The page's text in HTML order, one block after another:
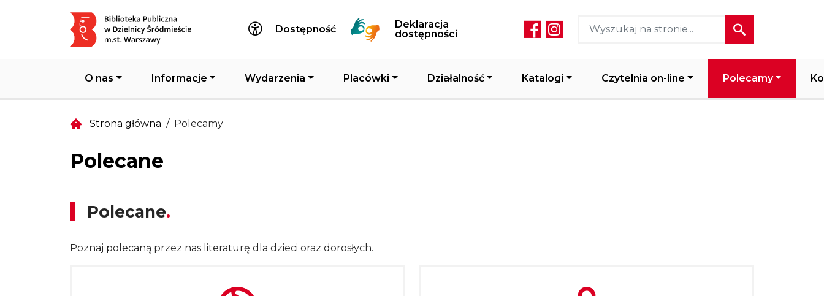
Dostępność
Deklaracja
dostępności
Social media header
O nas Informacje Wydarzenia Placówki Działalność Katalogi Czytelnia on-line Polecamy
Strona główna Polecamy
Polecane
Polecane
Poznaj polecaną przez nas literaturę dla dzieci oraz dorosłych.